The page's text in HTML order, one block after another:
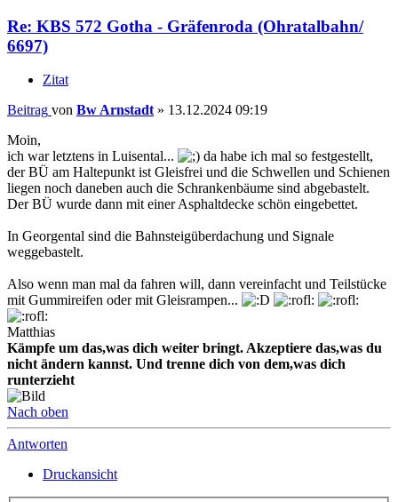
Re: KBS 572 Gotha - Gräfenroda (Ohratalbahn/
6697)
Zitat
Beitrag von Bw Arnstadt » 13.12.2024 09:19
Moin,
ich war letztens in Luisental...
da habe ich mal so festgestellt,
der BÜ am Haltepunkt ist Gleisfrei und die Schwellen und Schienen
liegen noch daneben auch die Schrankenbäume sind abgebastelt.
Der BÜ wurde dann mit einer Asphaltdecke schön eingebettet.
In Georgental sind die Bahnsteigüberdachung und Signale
weggebastelt.
Also wenn man mal da fahren will, dann vereinfacht und Teilstücke
mit Gummireifen oder mit Gleisrampen...
Matthias
Kämpfe um das,was dich weiter bringt. Akzeptiere das,was du
nicht ändern kannst. Und trenne dich von dem,was dich
runterzieht
Nach oben
Antworten
Druckansicht